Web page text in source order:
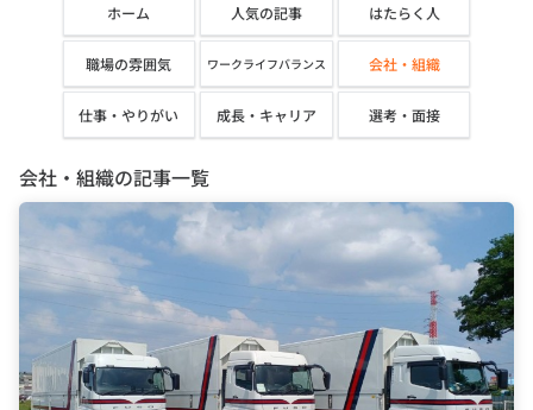
ホーム 人気の記事 はたらく人
職場の雰囲気 ワークライフバランス 会社・組織
仕事・やりがい 成長・キャリア 選考・面接
会社・組織の記事一覧